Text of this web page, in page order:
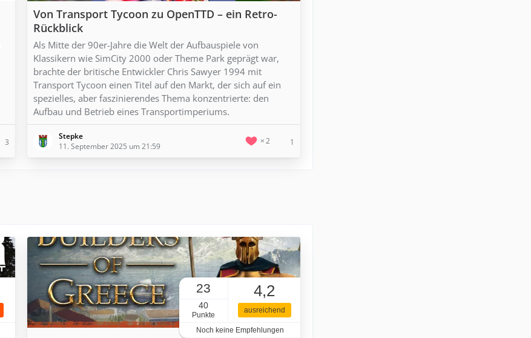
3
Von Transport Tycoon zu OpenTTD – ein Retro-
Rückblick
Als Mitte der 90er-Jahre die Welt der Aufbauspiele von
Klassikern wie SimCity 2000 oder Theme Park geprägt war,
brachte der britische Entwickler Chris Sawyer 1994 mit
Transport Tycoon einen Titel auf den Markt, der sich auf ein
spezielles, aber faszinierendes Thema konzentrierte: den
Aufbau und Betrieb eines Transportimperiums.
Stepke
11. September 2025 um 21:59
2 1
23
40
Punkte
4,2
ausreichend
Noch keine Empfehlungen